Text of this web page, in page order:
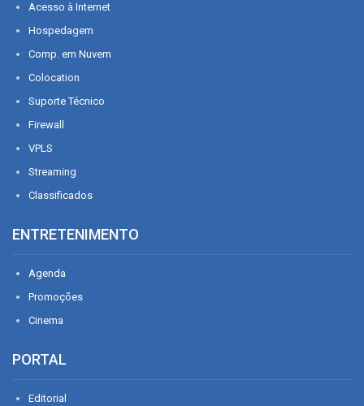
Acesso à Internet
Hospedagem
Comp. em Nuvem
Colocation
Suporte Técnico
Firewall
VPLS
Streaming
Classificados
ENTRETENIMENTO
Agenda
Promoções
Cinema
PORTAL
Editorial